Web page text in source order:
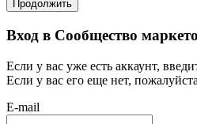
Продолжить
Вход в Сообщество
Если у вас уже есть аккаунт,
Если у вас его еще нет,
E-mail